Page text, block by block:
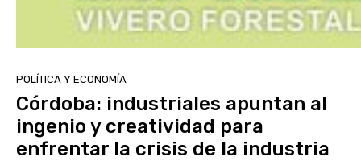
POLÍTICA Y ECONOMÍA
Córdoba: industriales apuntan al
ingenio y creatividad para
enfrentar la crisis de la industria